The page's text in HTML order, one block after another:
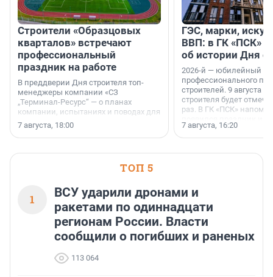
Строители «Образцовых
кварталов» встречают
профессиональный
праздник на работе
В преддверии Дня строителя топ-
менеджеры компании «СЗ
„Терминал-Ресурс“ — о планах
компании, испытаниях и поводах для
осторожного оптимизма.
7 августа, 18:00
ГЭС, марки,
ВВП: в ГК «ПСК»
об истории Дня
2026-й — юбилейный
профессионального
строителей. 9 августа
строителя будет
раз. В ГК «ПСК»
поменялась роль
7 августа, 16:20
ТОП 5
1
ВСУ ударили дронами и
ракетами по одиннадцати
регионам России. Власти
сообщили о погибших и раненых
113 064